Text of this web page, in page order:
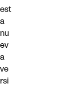
est
a
nu
ev
a
ve
rsi